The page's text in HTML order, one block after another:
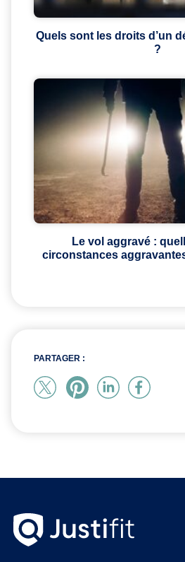
Quels sont les droits d’un
?
Le vol aggravé :
circonstances
PARTAGER :